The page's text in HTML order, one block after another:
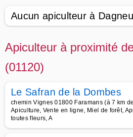
Aucun apiculteur à
Apiculteur à proximité
(01120)
Le Safran de la Dombes
chemin Vignes 01800 Faramans (à 7 km
Apiculture, Vente en ligne, Miel de forêt,
toutes fleurs, A